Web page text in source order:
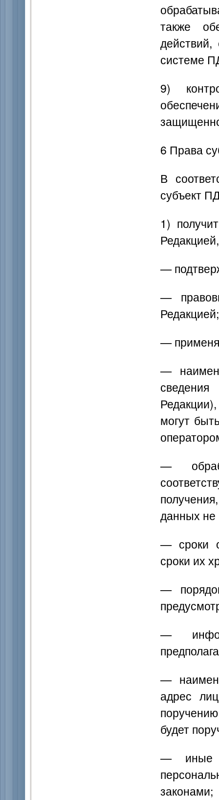
также
системе
9)
6 Права
В
субъект
1)
—
—
Редакцией;
—
—
могут
—
данных
— сроки
сроки их
—
—
—
адрес
будет
— иные
законами;